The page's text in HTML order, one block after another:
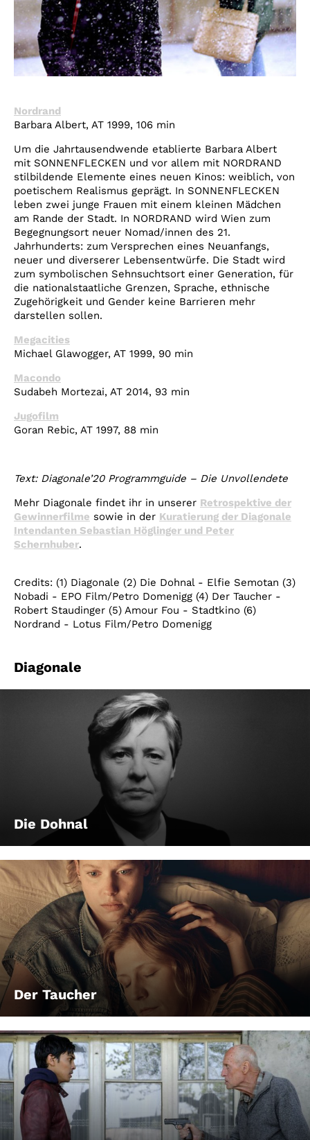
Nordrand
Barbara Albert, AT 1999, 106 min
Um die Jahrtausendwende etablierte Barbara Albert
mit SONNENFLECKEN und vor allem mit NORDRAND
stilbildende Elemente eines neuen Kinos: weiblich, von
poetischem Realismus geprägt. In SONNENFLECKEN
leben zwei junge Frauen mit einem kleinen Mädchen
am Rande der Stadt. In NORDRAND wird Wien zum
Begegnungsort neuer Nomad/innen des 21.
Jahrhunderts: zum Versprechen eines Neuanfangs,
neuer und diverserer Lebensentwürfe. Die Stadt wird
zum symbolischen Sehnsuchtsort einer Generation, für
die nationalstaatliche Grenzen, Sprache, ethnische
Zugehörigkeit und Gender keine Barrieren mehr
darstellen sollen.
Megacities
Michael Glawogger, AT 1999, 90 min
Macondo
Sudabeh Mortezai, AT 2014, 93 min
Jugofilm
Goran Rebic, AT 1997, 88 min
Text: Diagonale’20 Programmguide – Die Unvollendete
Mehr Diagonale findet ihr in unserer Retrospektive der
Gewinnerfilme sowie in der Kuratierung der Diagonale
Intendanten Sebastian Höglinger und Peter
Schernhuber.
Credits: (1) Diagonale (2) Die Dohnal - Elfie Semotan (3)
Nobadi - EPO Film/Petro Domenigg (4) Der Taucher -
Robert Staudinger (5) Amour Fou - Stadtkino (6)
Nordrand - Lotus Film/Petro Domenigg
Diagonale
Die Dohnal
Der Taucher